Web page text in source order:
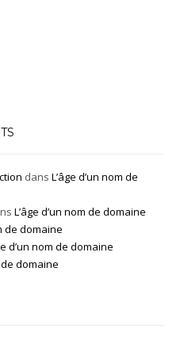
dans L’âge d’un nom de
L’âge d’un nom de domaine
de domaine
d’un nom de domaine
de domaine